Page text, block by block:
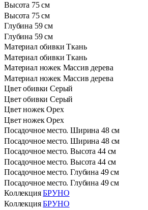
Высота 75 см
Высота 75 см
Глубина 59 см
Глубина 59 см
Материал обивки Ткань
Материал обивки Ткань
Материал ножек Массив дерева
Материал ножек Массив дерева
Цвет обивки Серый
Цвет обивки Серый
Цвет ножек Орех
Цвет ножек Орех
Посадочное место. Ширина 48 см
Посадочное место. Ширина 48 см
Посадочное место. Высота 44 см
Посадочное место. Высота 44 см
Посадочное место. Глубина 49 см
Посадочное место. Глубина 49 см
Коллекция БРУНО
Коллекция БРУНО